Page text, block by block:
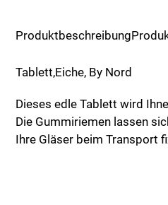
Produktbeschreibung
Tablett,Eiche, By Nord
Dieses edle Tablett wird
Die Gummiriemen lassen
Ihre Gläser beim Transport